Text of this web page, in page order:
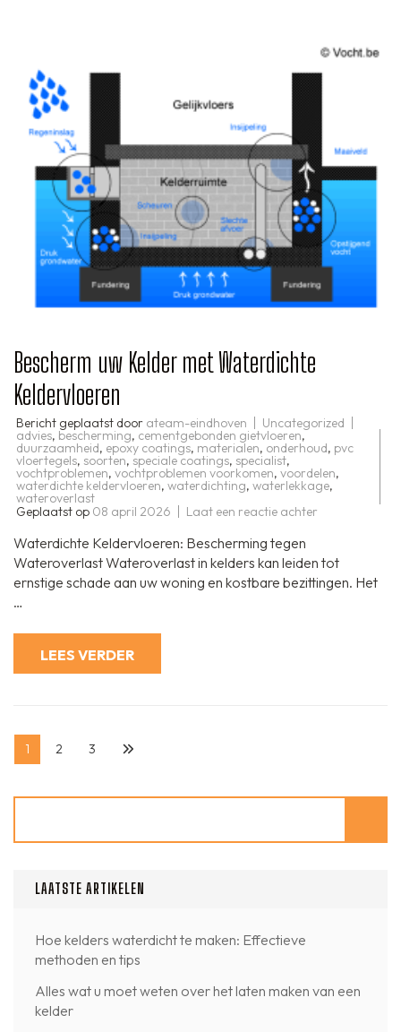
Bescherm uw Kelder met Waterdichte
Keldervloeren
Bericht geplaatst door ateam-eindhoven Uncategorized
advies, bescherming, cementgebonden gietvloeren,
duurzaamheid, epoxy coatings, materialen, onderhoud, pvc
vloertegels, soorten, speciale coatings, specialist,
vochtproblemen, vochtproblemen voorkomen, voordelen,
waterdichte keldervloeren, waterdichting, waterlekkage,
wateroverlast
Geplaatst op 08 april 2026 Laat een reactie achter
met
Waterdichte
Keldervloeren
Waterdichte Keldervloeren: Bescherming tegen
Wateroverlast Wateroverlast in kelders kan leiden tot
ernstige schade aan uw woning en kostbare bezittingen. Het
…
LEES VERDER
Berichten
paginering
Pagina
1 Pagina
2 Pagina
3
LAATSTE ARTIKELEN
Hoe kelders waterdicht te maken: Effectieve
methoden en tips
Alles wat u moet weten over het laten maken van een
kelder